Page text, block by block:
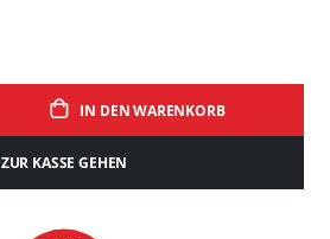
IN DEN WARENKORB
ZUR KASSE GEHEN